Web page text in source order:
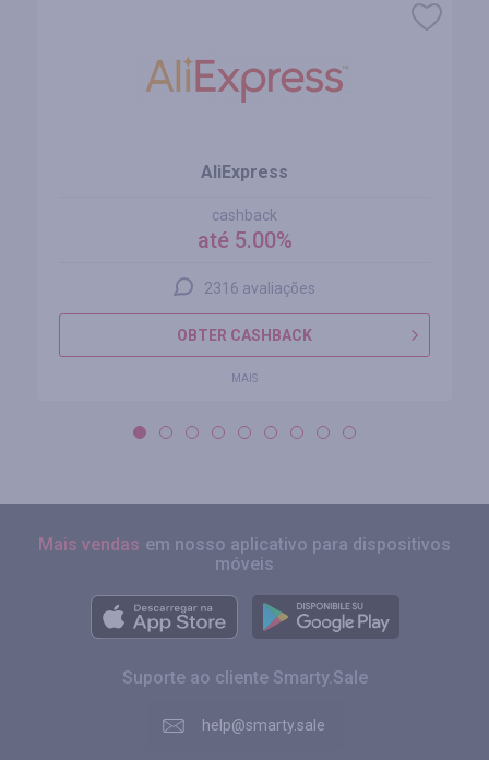
AliExpress
cashback
até 5.00%
2316 avaliações
OBTER CASHBACK
MAIS
Mais vendas em nosso aplicativo para dispositivos
móveis
Suporte ao cliente Smarty.Sale
help@smarty.sale